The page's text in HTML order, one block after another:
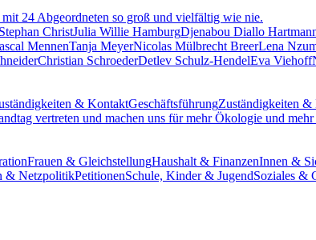
24 Abgeordneten so groß und vielfältig wie nie.
Stephan ChristJulia Willie HamburgDjenabou Diallo
MennenTanja MeyerNicolas Mülbrecht BreerLena
Christian SchroederDetlev Schulz-HendelEva Viehoff
& KontaktGeschäftsführungZuständigkeiten &
vertreten und machen uns für mehr Ökologie und
Frauen & GleichstellungHaushalt & FinanzenInnen &
& NetzpolitikPetitionenSchule, Kinder & JugendSoziales &